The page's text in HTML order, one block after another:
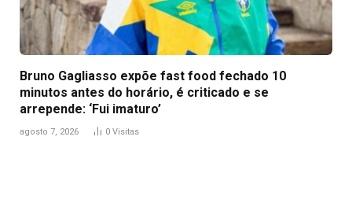
Bruno Gagliasso expõe fast food fechado 10
minutos antes do horário, é criticado e se
arrepende: ‘Fui imaturo’
agosto 7, 2026 0 Visitas